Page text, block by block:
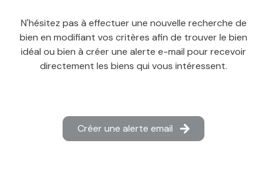
ESTIMER
CONTACT
N'hésitez pas à effectuer une nouvelle recherche de
bien en modifiant vos critères afin de trouver le bien
idéal ou bien à créer une alerte e-mail pour recevoir
directement les biens qui vous intéressent.
Créer une alerte email